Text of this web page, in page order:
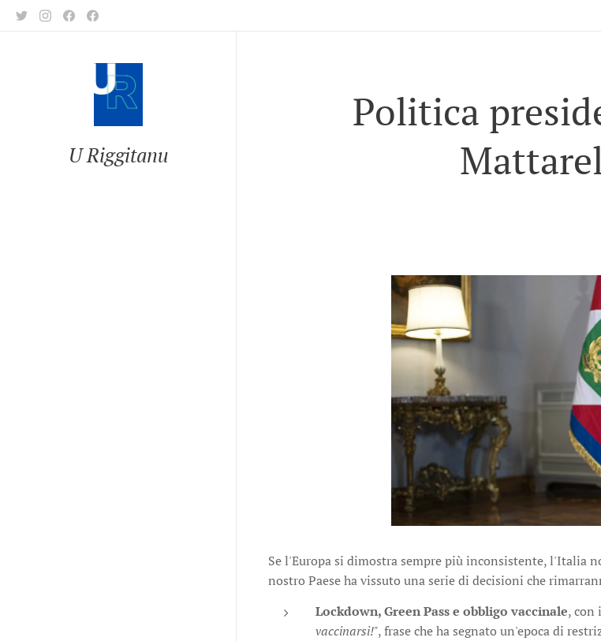
U Riggitanu
Politica
Se l'Europa si dimostra sempre più inconsistente, l'Italia
nostro Paese ha vissuto una serie di decisioni che
Lockdown, Green Pass e obbligo vaccinale, con
vaccinarsi!", frase che ha segnato un'epoca di